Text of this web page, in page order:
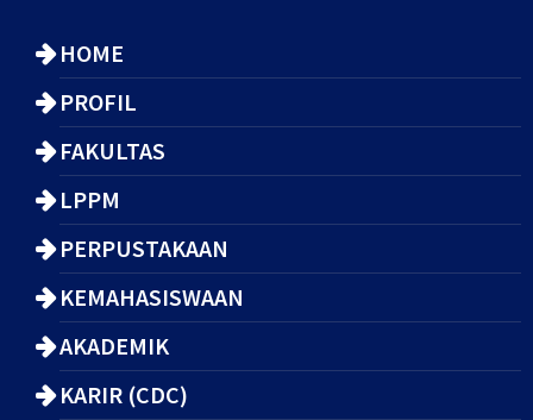
HOME
PROFIL
FAKULTAS
LPPM
PERPUSTAKAAN
KEMAHASISWAAN
AKADEMIK
KARIR (CDC)